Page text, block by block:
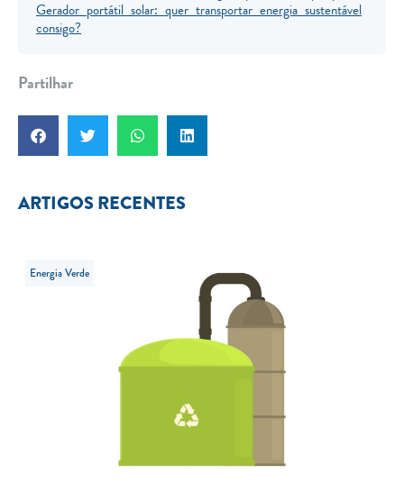
Gerador portátil solar: quer transportar energia sustentável
consigo?
Partilhar
ARTIGOS RECENTES
Energia Verde